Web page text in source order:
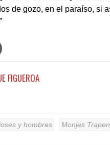
de gozo, en el paraíso, si
FIGUEROA
y hombres Monjes